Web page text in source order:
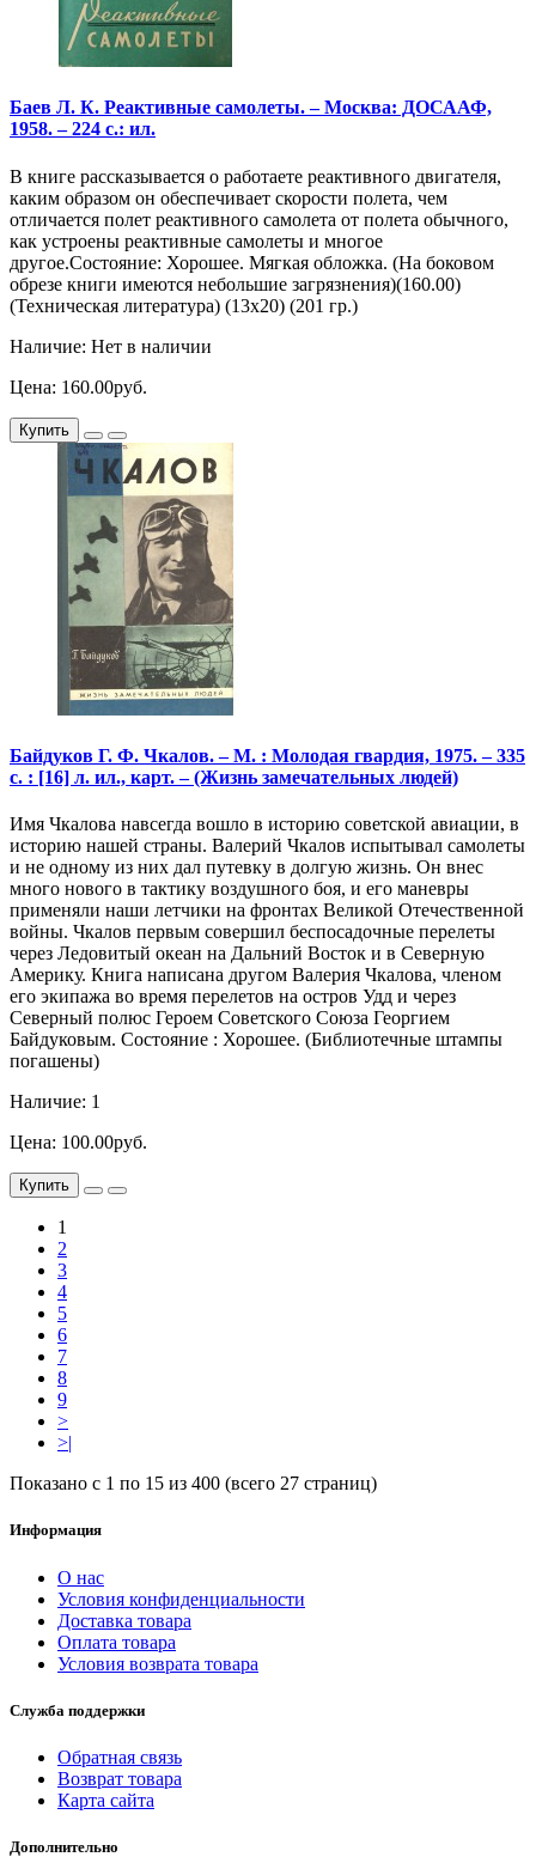
Баев Л. К. Реактивные самолеты. – Москва: ДОСААФ,
1958. – 224 с.: ил.
В книге рассказывается о работаете реактивного двигателя,
каким образом он обеспечивает скорости полета, чем
отличается полет реактивного самолета от полета обычного,
как устроены реактивные самолеты и многое
другое.Состояние: Хорошее. Мягкая обложка. (На боковом
обрезе книги имеются небольшие загрязнения)(160.00)
(Техническая литература) (13х20) (201 гр.)
Наличие: Нет в наличии
Цена: 160.00руб.
Купить
Байдуков Г. Ф. Чкалов. – М. : Молодая гвардия, 1975. – 335
с. : [16] л. ил., карт. – (Жизнь замечательных людей)
Имя Чкалова навсегда вошло в историю советской авиации, в
историю нашей страны. Валерий Чкалов испытывал самолеты
и не одному из них дал путевку в долгую жизнь. Он внес
много нового в тактику воздушного боя, и его маневры
применяли наши летчики на фронтах Великой Отечественной
войны. Чкалов первым совершил беспосадочные перелеты
через Ледовитый океан на Дальний Восток и в Северную
Америку. Книга написана другом Валерия Чкалова, членом
его экипажа во время перелетов на остров Удд и через
Северный полюс Героем Советского Союза Георгием
Байдуковым. Состояние : Хорошее. (Библиотечные штампы
погашены)
Наличие: 1
Цена: 100.00руб.
Купить
1
2
3
4
5
6
7
8
9
>
>|
Показано с 1 по 15 из 400 (всего 27 страниц)
Информация
О нас
Условия конфиденциальности
Доставка товара
Оплата товара
Условия возврата товара
Служба поддержки
Обратная связь
Возврат товара
Карта сайта
Дополнительно